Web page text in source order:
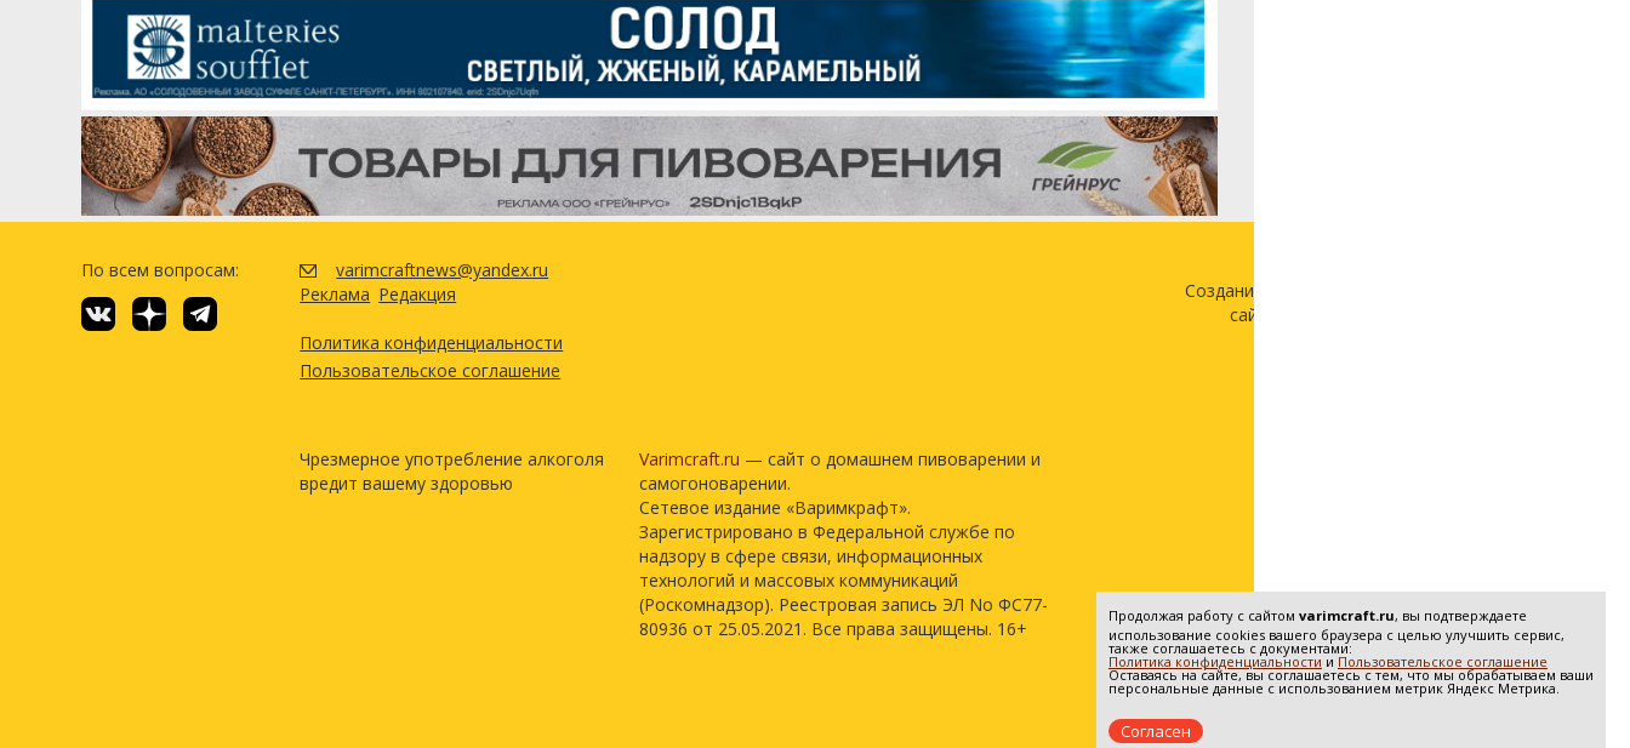
По всем вопросам:
varimcraftnews@yandex.ru
Реклама Редакция
Политика конфиденциальности
Пользовательское соглашение
Чрезмерное употребление алкоголя
вредит вашему здоровью
Varimcraft.ru — сайт о домашнем пивоварении и
самогоноварении.
Сетевое издание «Варимкрафт».
Зарегистрировано в Федеральной службе по
надзору в сфере связи, информационных
технологий и массовых коммуникаций
(Роскомнадзор). Реестровая запись ЭЛ No ФС77-
80936 от 25.05.2021. Все права защищены. 16+
Создание и продвижение
сайта —
Продолжая работу с сайтом varimcraft.ru, вы подтверждаете
использование cookies вашего браузера с целью улучшить сервис,
также соглашаетесь с документами:
Политика конфиденциальности и Пользовательское соглашение
Оставаясь на сайте, вы соглашаетесь с тем, что мы обрабатываем ваши
персональные данные с использованием метрик Яндекс Метрика.
Согласен